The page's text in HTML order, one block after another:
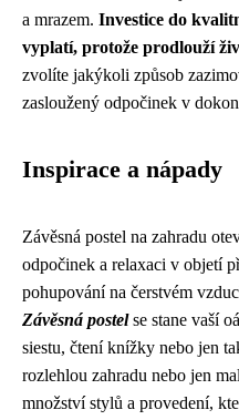
a mrazem. Investice do
vyplatí, protože prodlouží
zvolíte jakýkoli způsob
zasloužený odpočinek v
Inspirace a nápady
Závěsná postel na zahradu
odpočinek a relaxaci v objetí
pohupování na čerstvém
Závěsná postelse stane vaší
siestu, čtení knížky nebo jen
rozlehlou zahradu nebo jen
množství stylů a provedení,